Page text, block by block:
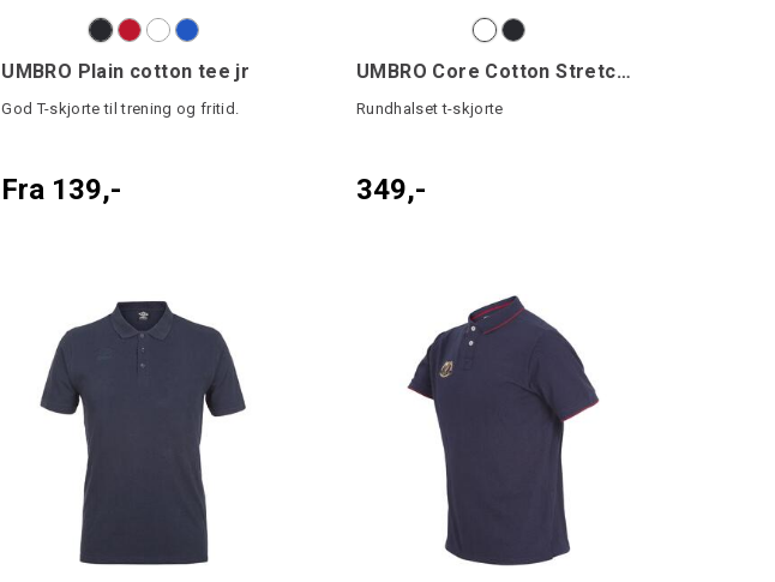
UMBRO Plain cotton tee jr
God T-skjorte til trening og fritid.
Fra 139,-
UMBRO Core Cotton Stretch Tee
Rundhalset t-skjorte
349,-